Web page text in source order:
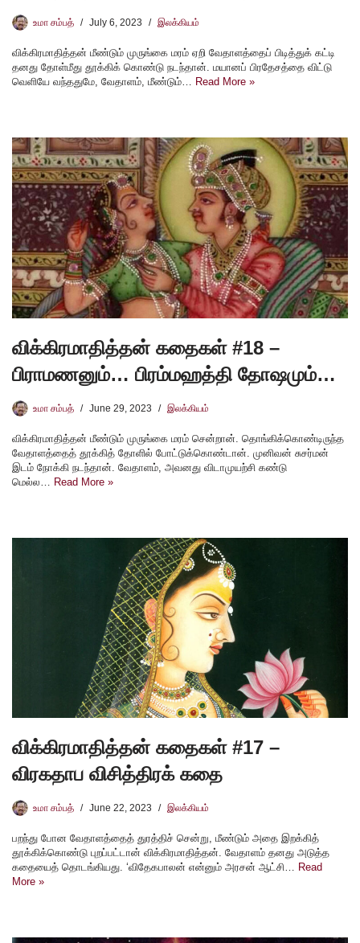
உமா சம்பத் July 6, 2023 இலக்கியம்
விக்கிரமாதித்தன் மீண்டும் முருங்கை மரம் ஏறி வேதாளத்தைப் பிடித்துக் கட்டி
தனது தோள்மீது தூக்கிக் கொண்டு நடந்தான். மயானப் பிரதேசத்தை விட்டு
வெளியே வந்ததுமே, வேதாளம், மீண்டும்… Read More »
விக்கிரமாதித்தன் கதைகள் #18 –
பிராமணனும்… பிரம்மஹத்தி தோஷமும்…
உமா சம்பத் June 29, 2023 இலக்கியம்
விக்கிரமாதித்தன் மீண்டும் முருங்கை மரம் சென்றான். தொங்கிக்கொண்டிருந்த
வேதாளத்தைத் தூக்கித் தோளில் போட்டுக்கொண்டான். முனிவன் சுசர்மன்
இடம் நோக்கி நடந்தான். வேதாளம், அவனது விடாமுயற்சி கண்டு
மெல்ல…
Read More »
விக்கிரமாதித்தன் கதைகள் #17 –
விரகதாப விசித்திரக் கதை
உமா சம்பத் June 22, 2023 இலக்கியம்
பறந்து போன வேதாளத்தைத் துரத்திச் சென்று, மீண்டும் அதை இறக்கித்
தூக்கிக்கொண்டு புறப்பட்டான் விக்கிரமாதித்தன். வேதாளம் தனது அடுத்த
கதையைத் தொடங்கியது. ‘விதேகபாலன் என்னும் அரசன் ஆட்சி… Read
More »